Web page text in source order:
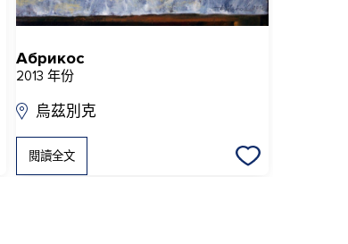
Абрикос
2013 年份
烏茲別克
閱讀全文